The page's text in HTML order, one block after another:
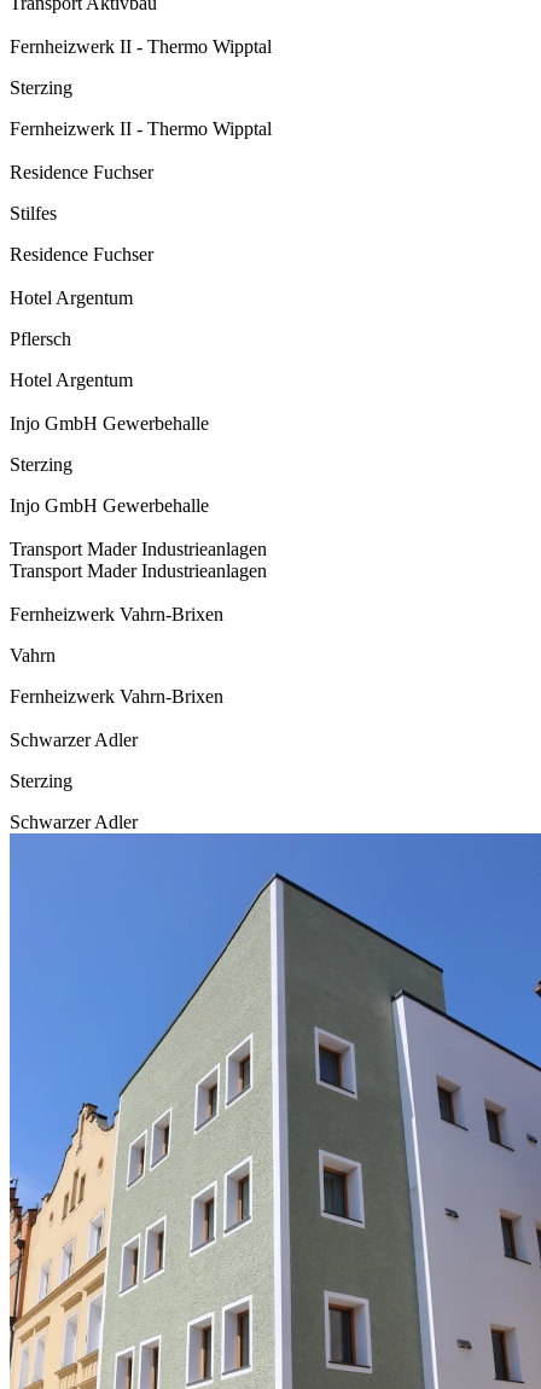
Fernheizwerk II - Thermo Wipptal
Sterzing
Fernheizwerk II - Thermo Wipptal
Residence Fuchser
Stilfes
Residence Fuchser
Hotel Argentum
Pflersch
Hotel Argentum
Injo GmbH Gewerbehalle
Sterzing
Injo GmbH Gewerbehalle
Transport Mader Industrieanlagen
Transport Mader Industrieanlagen
Fernheizwerk Vahrn-Brixen
Vahrn
Fernheizwerk Vahrn-Brixen
Schwarzer Adler
Sterzing
Schwarzer Adler